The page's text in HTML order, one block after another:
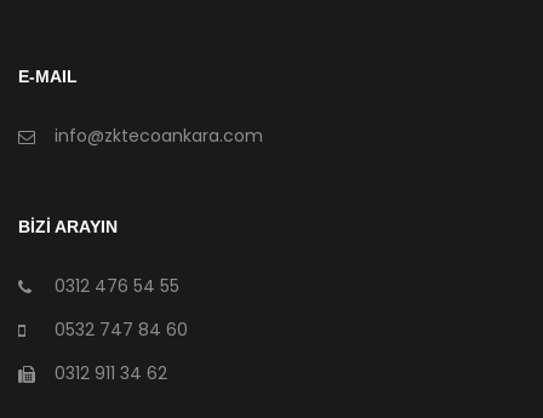
E-MAIL
info@zktecoankara.com
BİZİ ARAYIN
0312 476 54 55
0532 747 84 60
0312 911 34 62